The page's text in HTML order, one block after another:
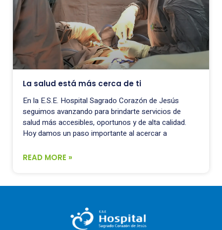
La salud está más cerca de ti
En la E.S.E. Hospital Sagrado Corazón de Jesús
seguimos avanzando para brindarte servicios de
salud más accesibles, oportunos y de alta calidad.
Hoy damos un paso importante al acercar a
READ MORE »